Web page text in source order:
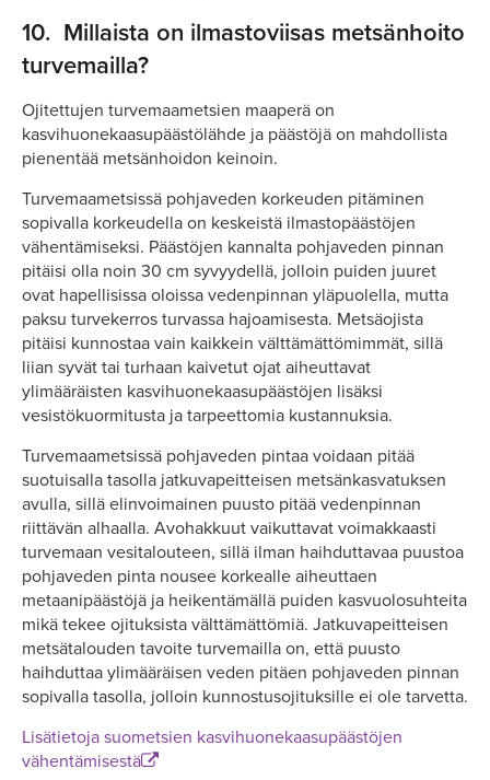
10. Millaista on ilmastoviisas metsänhoito
turvemailla?
Ojitettujen turvemaametsien maaperä on
kasvihuonekaasupäästölähde ja päästöjä on mahdollista
pienentää metsänhoidon keinoin.
Turvemaametsissä pohjaveden korkeuden pitäminen
sopivalla korkeudella on keskeistä ilmastopäästöjen
vähentämiseksi. Päästöjen kannalta pohjaveden pinnan
pitäisi olla noin 30 cm syvyydellä, jolloin puiden juuret
ovat hapellisissa oloissa vedenpinnan yläpuolella, mutta
paksu turvekerros turvassa hajoamisesta. Metsäojista
pitäisi kunnostaa vain kaikkein välttämättömimmät, sillä
liian syvät tai turhaan kaivetut ojat aiheuttavat
ylimääräisten kasvihuonekaasupäästöjen lisäksi
vesistökuormitusta ja tarpeettomia kustannuksia.
Turvemaametsissä pohjaveden pintaa voidaan pitää
suotuisalla tasolla jatkuvapeitteisen metsänkasvatuksen
avulla, sillä elinvoimainen puusto pitää vedenpinnan
riittävän alhaalla. Avohakkuut vaikuttavat voimakkaasti
turvemaan vesitalouteen, sillä ilman haihduttavaa puustoa
pohjaveden pinta nousee korkealle aiheuttaen
metaanipäästöjä ja heikentämällä puiden kasvuolosuhteita
mikä tekee ojituksista välttämättömiä. Jatkuvapeitteisen
metsätalouden tavoite turvemailla on, että puusto
haihduttaa ylimääräisen veden pitäen pohjaveden pinnan
sopivalla tasolla, jolloin kunnostusojituksille ei ole tarvetta.
Lisätietoja suometsien kasvihuonekaasupäästöjen
vähentämisestä